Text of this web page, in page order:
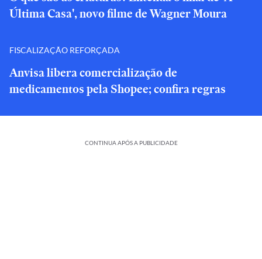
Última Casa', novo filme de Wagner Moura
FISCALIZAÇÃO REFORÇADA
Anvisa libera comercialização de
medicamentos pela Shopee; confira regras
CONTINUA APÓS A PUBLICIDADE